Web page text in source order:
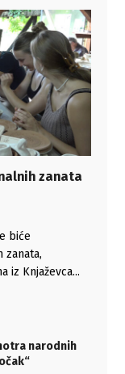
zanata
biće
zanata,
iz Knjaževca...
narodnih